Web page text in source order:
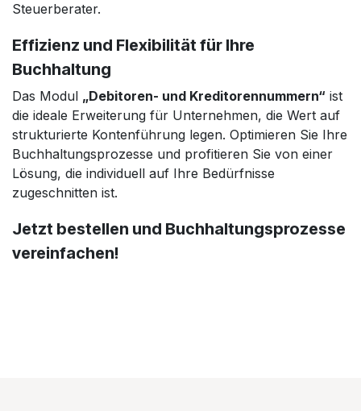
Steuerberater.
Effizienz und Flexibilität für Ihre
Buchhaltung
Das Modul „Debitoren- und Kreditorennummern“ ist
die ideale Erweiterung für Unternehmen, die Wert auf
strukturierte Kontenführung legen. Optimieren Sie Ihre
Buchhaltungsprozesse und profitieren Sie von einer
Lösung, die individuell auf Ihre Bedürfnisse
zugeschnitten ist.
Jetzt bestellen und Buchhaltungsprozesse
vereinfachen!